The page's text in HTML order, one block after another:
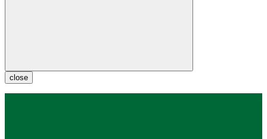
close